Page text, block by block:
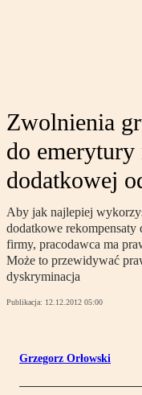
Zwolnienia
do emerytury
dodatkowej
Aby jak najlepiej
dodatkowe
firmy, pracodawca ma
Może to przewidywać
dyskryminacja
Publikacja: 12.12.2012 05:00
Grzegorz Orłowski